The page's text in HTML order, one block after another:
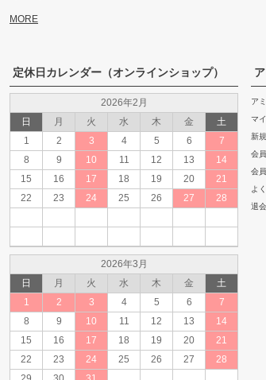
MORE
定休日カレンダー（オンラインショップ）
2026年2月
日
月 火 水 木 金
土
1
2 3 4 5 6
7
8
9 10 11 12 13
14
15
16 17 18 19 20
21
22
23 24 25 26 27 28
2026年3月
日
月 火 水 木 金
土
1
2 3 4 5 6
7
8
9 10 11 12 13
14
15
16 17 18 19 20
21
22
23 24 25 26 27
28
ア
マ
新
会
会
よ
退